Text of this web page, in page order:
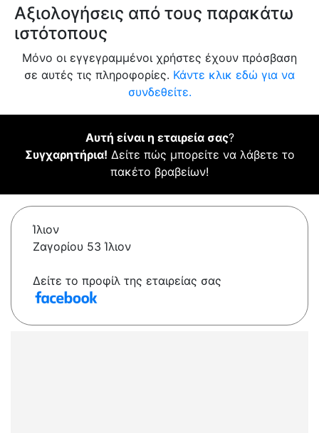
Αξιολογήσεις από τους παρακάτω
ιστότοπους
Μόνο οι εγγεγραμμένοι χρήστες έχουν πρόσβαση
σε αυτές τις πληροφορίες. Κάντε κλικ εδώ για να
συνδεθείτε.
Αυτή είναι η εταιρεία σας?
Συγχαρητήρια! Δείτε πώς μπορείτε να λάβετε το
πακέτο βραβείων!
Ίλιον
Ζαγορίου 53 Ίλιον
Δείτε το προφίλ της εταιρείας σας